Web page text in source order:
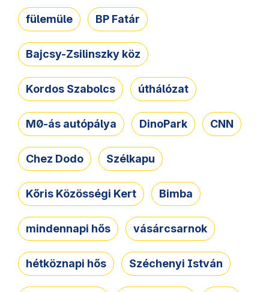
fülemüle BP Fatár
Bajcsy-Zsilinszky köz
Kordos Szabolcs úthálózat
M0-ás autópálya DinoPark CNN
Chez Dodo Szélkapu
Kőris Közösségi Kert Bimba
mindennapi hős vásárcsarnok
hétköznapi hős Széchenyi István